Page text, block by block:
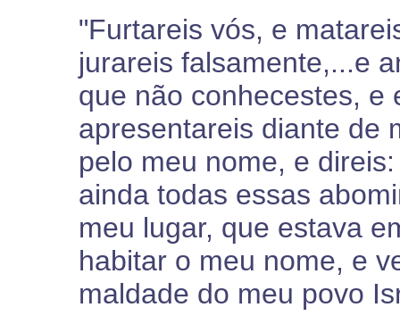
"Furtareis vós, e
jurareis falsamente,...e
que não conhecestes, e
apresentareis diante de
pelo meu nome, e
ainda todas essas
meu lugar, que estava
habitar o meu nome, e
maldade do meu povo